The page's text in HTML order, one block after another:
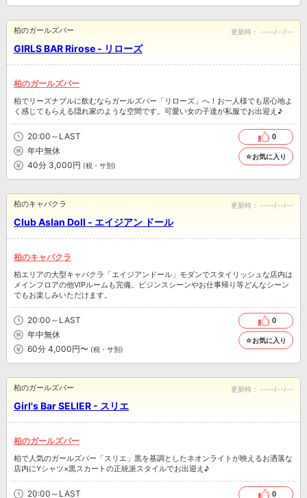
GIRLS BAR Rirose - リローズ
柏のガールズバー 更新時： ----/--/--
柏のガールズバー
柏でリーズナブルに飲むならガールズバー「リローズ」へ！お一人様でも居心地よ
く感じてもらえる隠れ家のような空間です。可愛い女の子達が私服でお出迎え♪
20:00～LAST
年中無休
40分 3,000円 (税・サ別)
0
☆お気に入り
Club AsIan Doll - エイジアン ドール
柏のキャバクラ 更新時： ----/--/--
柏のキャバクラ
柏エリアの大型キャバクラ「エイジアンドール」モダンでスタイリッシュな店内は
メインフロアの他VIPルームも完備。ビジンスシーンやお仕事帰り等どんなシーン
でもお楽しみいただけます。
20:00～LAST
年中無休
60分 4,000円〜 (税・サ別)
0
☆お気に入り
Girl's Bar SELIER - スリエ
柏のガールズバー 更新時： ----/--/--
柏のガールズバー
柏で人気のガールズバー「スリエ」黒を基調としたネオンライトが映えるお洒落な
店内にYシャツ×黒スカートの正統派スタイルでお出迎え♪
20:00～LAST
0